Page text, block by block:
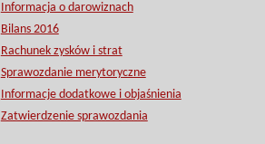
Informacja o darowiznach
Bilans 2016
Rachunek zysków i strat
Sprawozdanie merytoryczne
Informacje dodatkowe i objaśnienia
Zatwierdzenie sprawozdania